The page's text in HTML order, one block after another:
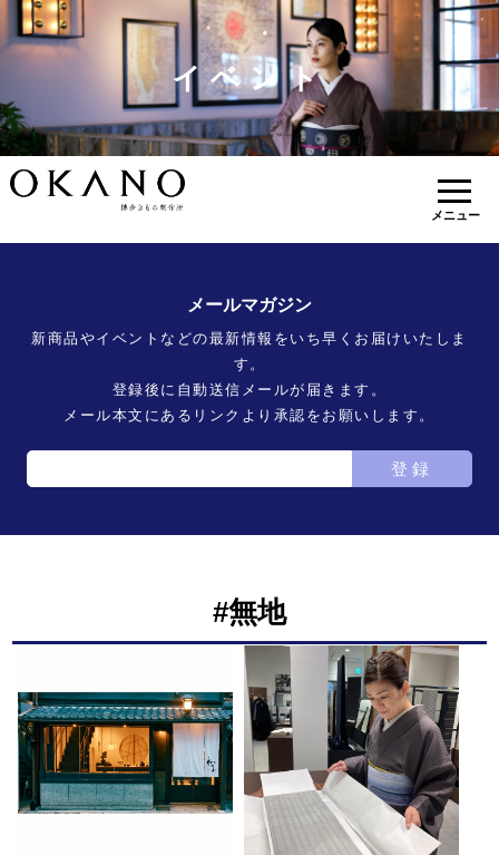
イベント
メニュー
メールマガジン
新商品やイベントなどの最新情報をいち早くお届けいたしま
す。
登録後に自動送信メールが届きます。
メール本文にあるリンクより承認をお願いします。
登録
#無地